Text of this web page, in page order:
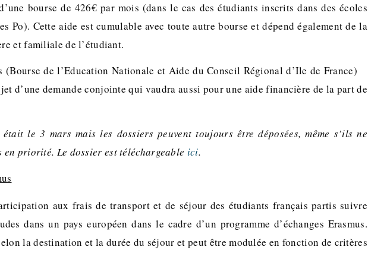
bourse de 426€ par mois (dans le cas des étudiants inscrits dans des écoles
Po). Cette aide est cumulable avec toute autre bourse et dépend également de la
et familiale de l’étudiant.
(Bourse de l’Education Nationale et Aide du Conseil Régional d’Ile de France)
d’une demande conjointe qui vaudra aussi pour une aide financière de la part de
le 3 mars mais les dossiers peuvent toujours être déposées, même s’ils ne
en priorité. Le dossier est téléchargeable ici.
aux frais de transport et de séjour des étudiants français partis suivre
dans un pays européen dans le cadre d’un programme d’échanges Erasmus.
la destination et la durée du séjour et peut être modulée en fonction de critères